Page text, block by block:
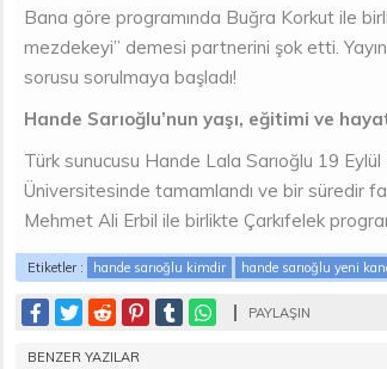
Bana göre programında Buğra Korkut ile
mezdekeyi” demesi partnerini şok etti.
sorusu sorulmaya başladı!
Hande Sarıoğlu’nun yaşı, eğitimi ve
Türk sunucusu Hande Lala Sarıoğlu 19
Üniversitesinde tamamlandı ve bir süredir
Mehmet Ali Erbil ile birlikte Çarkıfelek
Etiketler : hande sarıoğlu kimdir hande sarıoğlu yeni
PAYLAŞIN
BENZER YAZILAR